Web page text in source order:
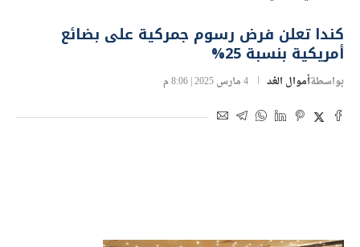
اخبار عربية و عالمية
كندا تعلن فرض رسوم جمركية على بضائع
أمريكية بنسبة 25%
بواسطة أموال الغد 4 مارس 2025 | 8:06 م